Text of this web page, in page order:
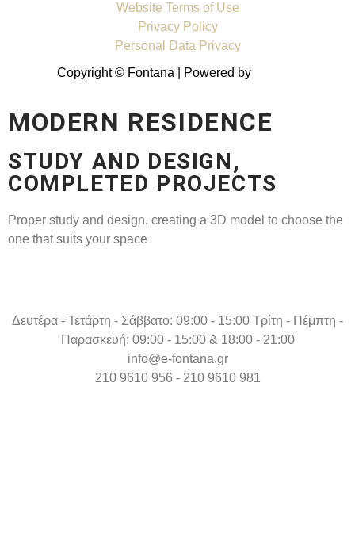
Website Terms of Use
Privacy Policy
Personal Data Privacy
Copyright © Fontana | Powered by
MODERN RESIDENCE
STUDY AND DESIGN,
COMPLETED PROJECTS
Proper study and design, creating a 3D model to choose the
one that suits your space
Δευτέρα - Τετάρτη - Σάββατο: 09:00 - 15:00 Τρίτη - Πέμπτη -
Παρασκευή: 09:00 - 15:00 & 18:00 - 21:00
info@e-fontana.gr
210 9610 956 - 210 9610 981